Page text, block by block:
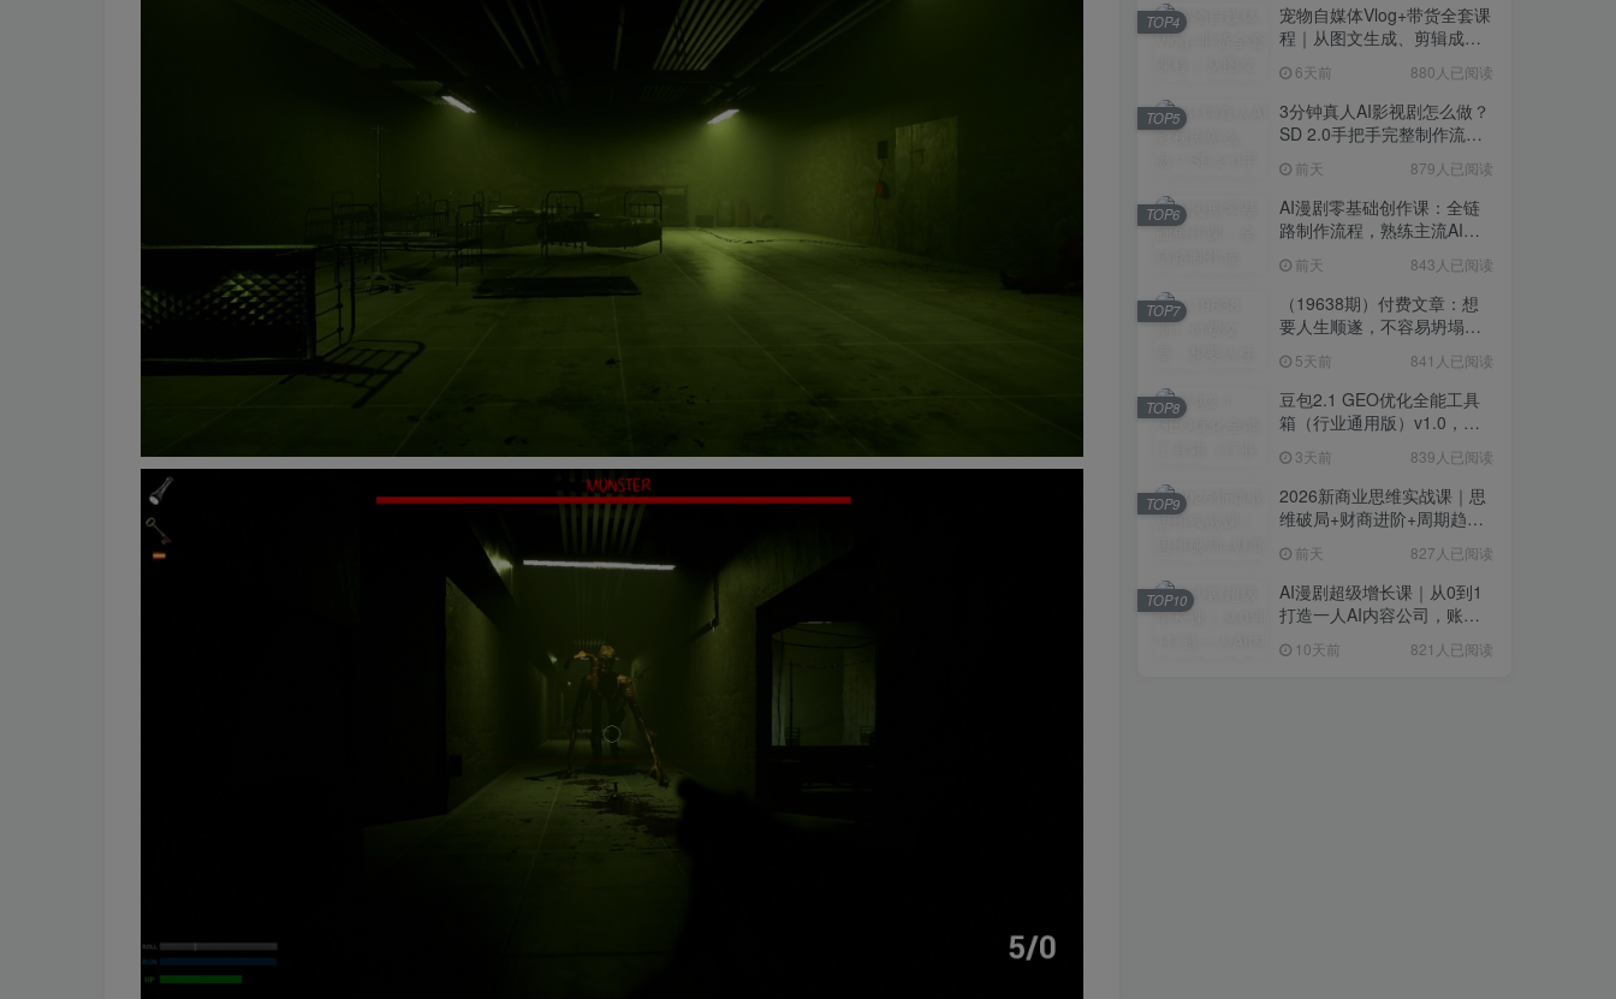
宠物自媒体Vlog+带货全套课
程｜从图文生成、剪辑成片
6天前 880人已阅读
TOP4
3分钟真人AI影视剧怎么做？
SD 2.0手把手完整制作流程
无限生成
前天 879人已阅读
TOP5
AI漫剧零基础创作课：全链
路制作流程，熟练主流AI工
前天 843人已阅读
TOP6
（19638期）付费文章：想
要人生顺遂，不容易坍塌，
5天前 841人已阅读
TOP7
豆包2.1 GEO优化全能工具
箱（行业通用版）v1.0，会
景 3天前 839人已阅读
TOP8
2026新商业思维实战课｜思
维破局+财商进阶+周期趋势
度解析全体系
前天 827人已阅读
TOP9
AI漫剧超级增长课｜从0到1
打造一人AI内容公司，账号
流程实战
10天前 821人已阅读
TOP10